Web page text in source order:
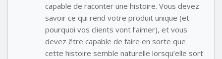
capable de raconter une histoire. Vous devez
savoir ce qui rend votre produit unique (et
pourquoi vos clients vont l’aimer), et vous
devez être capable de faire en sorte que
cette histoire semble naturelle lorsqu’elle sort